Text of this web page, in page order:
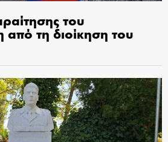
του
από τη διοίκηση του